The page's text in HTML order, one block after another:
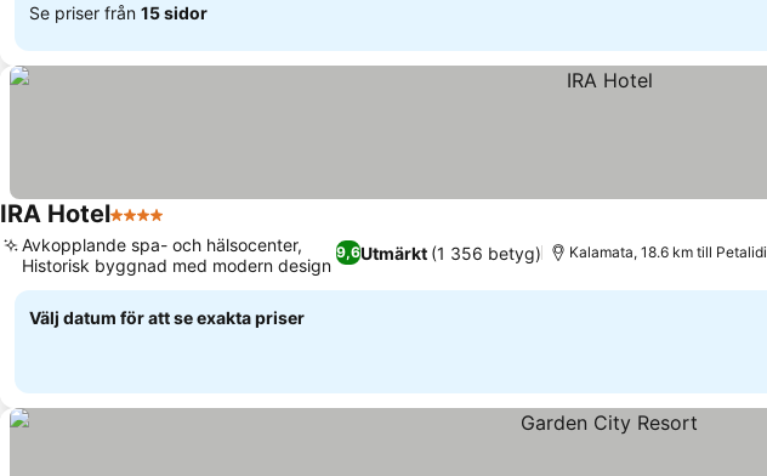
Se priser från 15 sidor
IRA Hotel4 Stjärnor
9,6Utmärkt (1 356 betyg)
Avkopplande spa- och hälsocenter,
Historisk byggnad med modern design
Kalamata, 18.6 km till Petalidi
Välj datum för att se exakta priser